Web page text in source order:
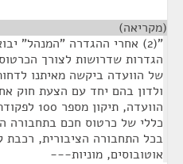
(מקריאה)
"(2) אחרי ההגדרה "המנהל"
הגדרות שדרושות לצורך
של הוועדה ביקשה מאיתנו
ולדון בהם יחד עם הצעת חוק
הוועדה,
כללי של כרטוס חכם בתחבורה
בכל התחבורה הציבורית,
אוטובוסים, מוניות---